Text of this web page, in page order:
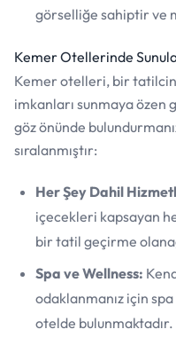
görselliğe sahiptir ve
Kemer Otellerinde
Kemer otelleri, bir
imkanları sunmaya özen
göz önünde
sıralanmıştır:
Her Şey Dahil
içecekleri kapsayan
bir tatil geçirme
Spa ve Wellness:
odaklanmanız için
otelde bulunmaktadır.